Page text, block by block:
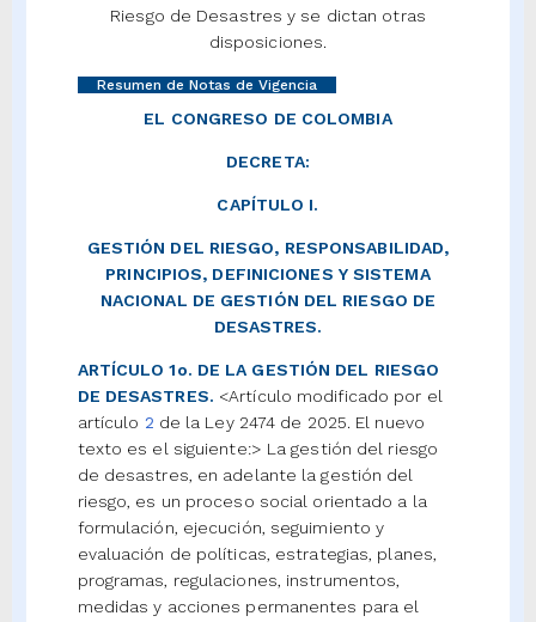
Riesgo de Desastres y se dictan otras
disposiciones.
Resumen de Notas de Vigencia
EL CONGRESO DE COLOMBIA
DECRETA:
CAPÍTULO I.
GESTIÓN DEL RIESGO, RESPONSABILIDAD,
PRINCIPIOS, DEFINICIONES Y SISTEMA
NACIONAL DE GESTIÓN DEL RIESGO DE
DESASTRES.
ARTÍCULO 1o. DE LA GESTIÓN DEL RIESGO
DE DESASTRES. <Artículo modificado por el
artículo 2 de la Ley 2474 de 2025. El nuevo
texto es el siguiente:> La gestión del riesgo
de desastres, en adelante la gestión del
riesgo, es un proceso social orientado a la
formulación, ejecución, seguimiento y
evaluación de políticas, estrategias, planes,
programas, regulaciones, instrumentos,
medidas y acciones permanentes para el